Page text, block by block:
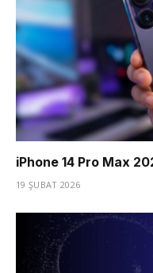
iPhone 14 Pro Max
19 ŞUBAT 2026